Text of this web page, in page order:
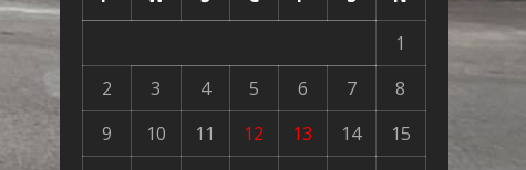
1
2
3 4 5 6 7
8
9
10 11 12 13 14
15